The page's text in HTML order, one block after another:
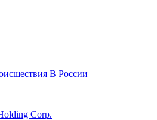
В России
Corp.